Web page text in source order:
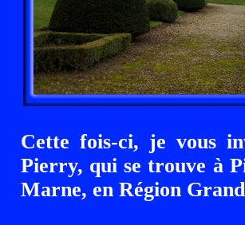
Cette fois-ci, je vous
Pierry, qui se trouve à
Marne, en Région